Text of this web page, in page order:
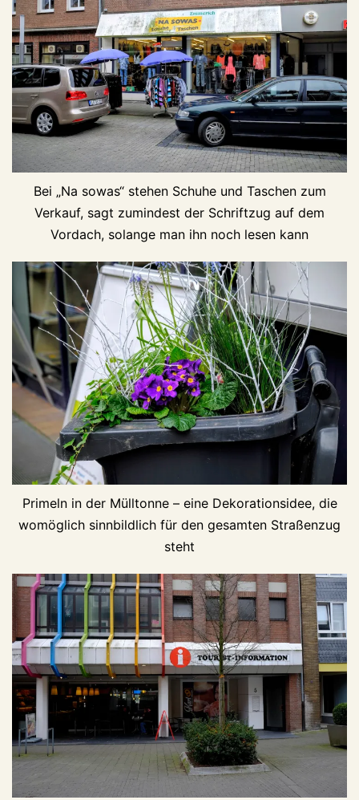
Bei „Na sowas“ stehen Schuhe und Taschen zum
Verkauf, sagt zumindest der Schriftzug auf dem
Vordach, solange man ihn noch lesen kann
Primeln in der Mülltonne – eine Dekorationsidee, die
womöglich sinnbildlich für den gesamten Straßenzug
steht